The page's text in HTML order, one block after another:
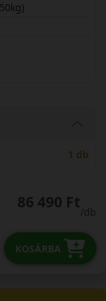
1 db
86 490 Ft
/db
KOSÁRBA